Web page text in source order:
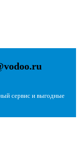
сервис и выгодные